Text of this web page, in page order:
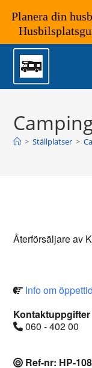
Hoppa
innehållet
> Ställplatser >
Återförsäljare av
Info om
Kontaktuppgifter
060 - 402 00
Ref-nr: HP-
Planera din